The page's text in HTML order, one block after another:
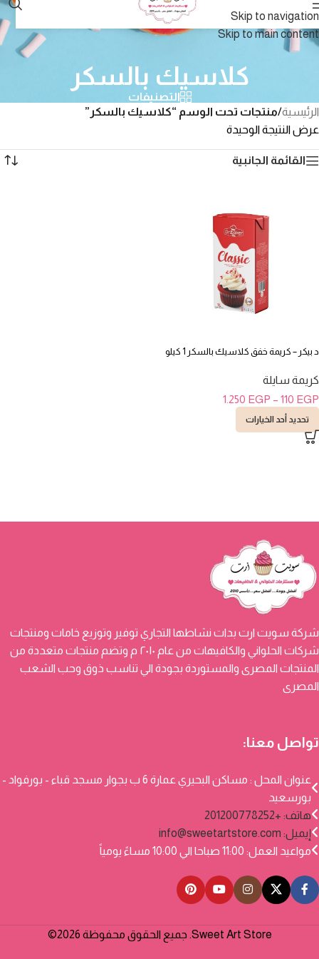
Skip to navigation
Skip to main content
كلاسيك بالسكر
التصنيفات
الرئيسية/منتجات تحت الوسم “كلاسيك بالسكر”
عرض النتيجة الوحيدة
القائمة الجانبية
د بيكر – كريمة خفق كلاسيك بالسكر 1 كيلو
كريمة سايلة
110 EGP
–
1.250 EGP
تحديد أحد الخيارات
شركة سويت ارت بدات نشاطها التجاري توفير وتوزيع خامات ومنتجات
شركات الحلواني والكافيهات من عام ٢٠١٠ م وتضم منتجات متعددة من
المنتجات المصرى والمستوردة بجودة الي تناسب ذوق وحب الشعب
المصرى
تواصل معنا:
عنوان المحل : مساكن البحيري عمارة 6 ب بجوار مسجد قباء - بورفواد -
بورسعيد
هاتف: +201200778252
إيميل: info@sweetartstore.com
مواعيد العمل: 11:00 صباحا الي 10:00 مساءً يومياً
Sweet Art Store. جميع الحقوق محفوظة 2026©